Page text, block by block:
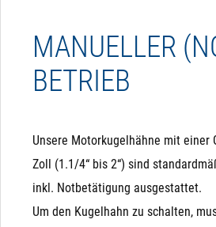
MANUELLER
BETRIEB
Unsere Motorkugelhähne mit einer
Zoll (1.1/4“ bis 2“) sind
inkl. Notbetätigung ausgestattet.
Um den Kugelhahn zu schalten,